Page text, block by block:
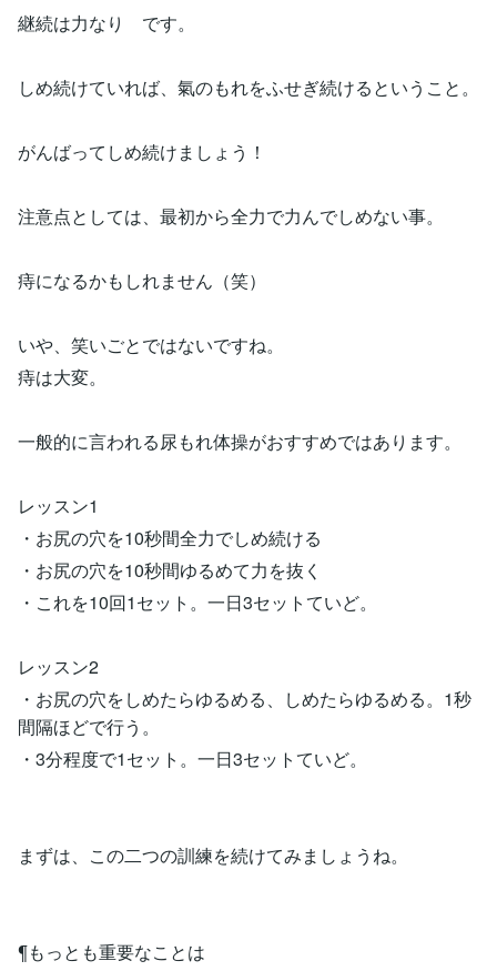
継続は力なり です。
しめ続けていれば、氣のもれをふせぎ続けるということ。
がんばってしめ続けましょう！
注意点としては、最初から全力で力んでしめない事。
痔になるかもしれません（笑）
いや、笑いごとではないですね。
痔は大変。
一般的に言われる尿もれ体操がおすすめではあります。
レッスン1
・お尻の穴を10秒間全力でしめ続ける
・お尻の穴を10秒間ゆるめて力を抜く
・これを10回1セット。一日3セットていど。
レッスン2
・お尻の穴をしめたらゆるめる、しめたらゆるめる。1秒
間隔ほどで行う。
・3分程度で1セット。一日3セットていど。
まずは、この二つの訓練を続けてみましょうね。
¶もっとも重要なことは